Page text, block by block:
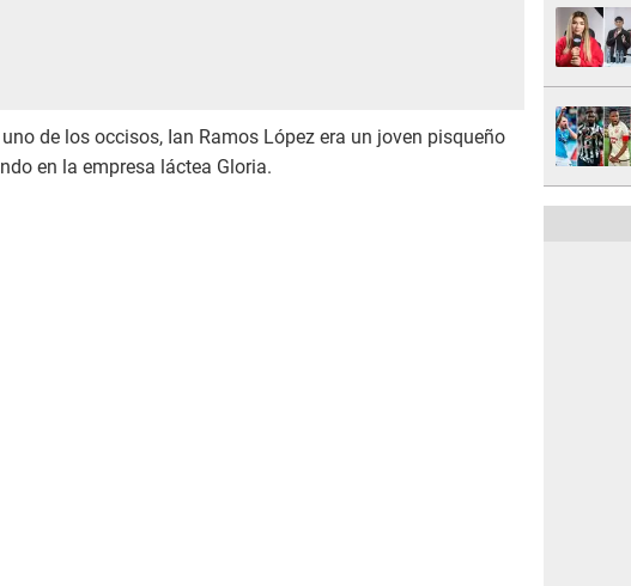
de los occisos, Ian Ramos López era un joven pisqueño
en la empresa láctea Gloria.